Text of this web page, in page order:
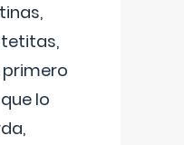
primero
lo